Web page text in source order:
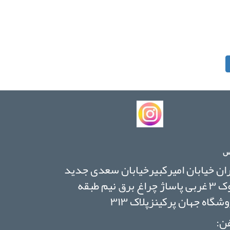
خیابان امیرکبیرخیابان سعدی جدید
بلوک ۳ غربی پاساژ چراغ برق نیم طبقه
جهان پرکینزپلاک ۳۱۳